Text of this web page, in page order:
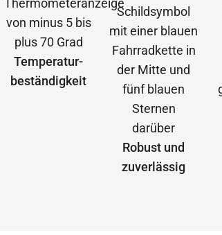
Temperatur­
beständigkeit
Robust und
zuverlässig